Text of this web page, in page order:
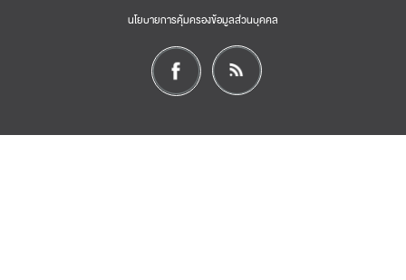
นโยบายการคุ้มครองข้อมูลส่วนบุคคล